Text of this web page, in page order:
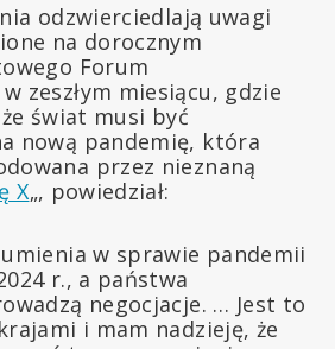
odzwierciedlają uwagi
na dorocznym
Forum
zeszłym miesiącu, gdzie
świat musi być
nową pandemię, która
przez nieznaną
X„, powiedział:
w sprawie pandemii
r., a państwa
negocjacje. … Jest to
i mam nadzieję, że